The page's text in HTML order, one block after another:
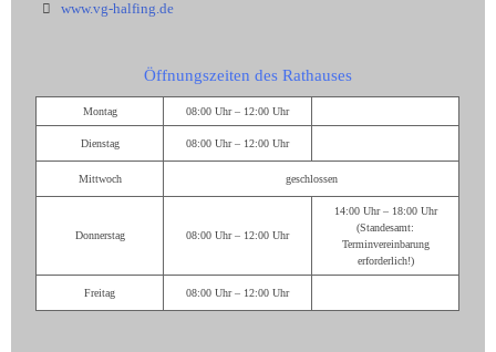
www.vg-halfing.de
Öffnungszeiten des Rathauses
Montag 08:00 Uhr – 12:00 Uhr
Dienstag 08:00 Uhr – 12:00 Uhr
Mittwoch geschlossen
Donnerstag 08:00 Uhr – 12:00 Uhr
14:00 Uhr – 18:00 Uhr
(Standesamt:
Terminvereinbarung
erforderlich!)
Freitag 08:00 Uhr – 12:00 Uhr